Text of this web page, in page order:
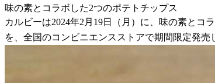
味の素とコラボした2つのポテトチップス
カルビーは2024年2月19日（月）に、味の素とコ
を、全国のコンビニエンスストアで期間限定発売